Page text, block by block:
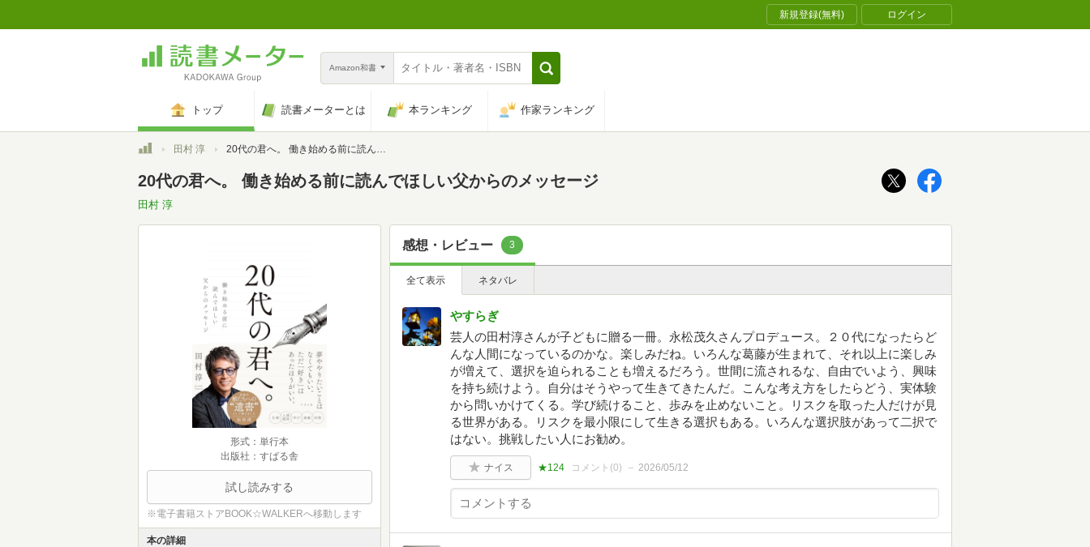
新規登録(無料) ログイン
Amazon和書
トップ 読書メーターとは 本ランキング 作家ランキング
トップ田村 淳 20代の君へ。 働き始める前に読んでほしい父からのメッセージ
20代の君へ。 働き始める前に読んでほしい父からのメッセージ
田村 淳
形式：単行本
出版社：すばる舎
試し読みする
※電子書籍ストアBOOK☆WALKERへ移動します
本の詳細
感想・レビュー 3
全て表示 ネタバレ
やすらぎ
芸人の田村淳さんが子どもに贈る一冊。永松茂久さんプロデュース。２０代になったらど
んな人間になっているのかな。楽しみだね。いろんな葛藤が生まれて、それ以上に楽しみ
が増えて、選択を迫られることも増えるだろう。世間に流されるな、自由でいよう、興味
を持ち続けよう。自分はそうやって生きてきたんだ。こんな考え方をしたらどう、実体験
から問いかけてくる。学び続けること、歩みを止めないこと。リスクを取った人だけが見
る世界がある。リスクを最小限にして生きる選択もある。いろんな選択肢があって二択で
はない。挑戦したい人にお勧め。
ナイス ★124 コメント(0) 2026/05/12